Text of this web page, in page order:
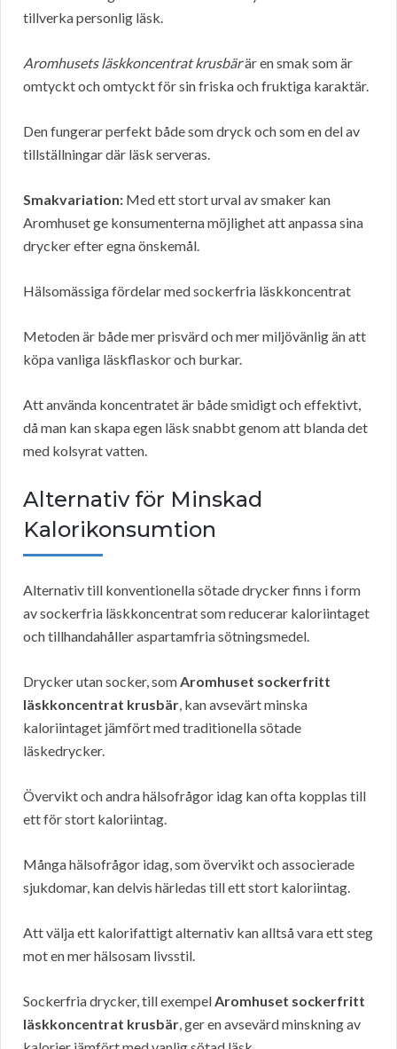
tillverka personlig läsk.
Aromhusets läskkoncentrat krusbärär en smak som är
omtyckt och omtyckt för sin friska och fruktiga karaktär.
Den fungerar perfekt både som dryck och som en del av
tillställningar där läsk serveras.
Smakvariation: Med ett stort urval av smaker kan
Aromhuset ge konsumenterna möjlighet att anpassa sina
drycker efter egna önskemål.
Hälsomässiga fördelar med sockerfria läskkoncentrat
Metoden är både mer prisvärd och mer miljövänlig än att
köpa vanliga läskflaskor och burkar.
Att använda koncentratet är både smidigt och effektivt,
då man kan skapa egen läsk snabbt genom att blanda det
med kolsyrat vatten.
Alternativ för Minskad
Kalorikonsumtion
Alternativ till konventionella sötade drycker finns i form
av sockerfria läskkoncentrat som reducerar kaloriintaget
och tillhandahåller aspartamfria sötningsmedel.
Drycker utan socker, somAromhuset sockerfritt
läskkoncentrat krusbär, kan avsevärt minska
kaloriintaget jämfört med traditionella sötade
läskedrycker.
Övervikt och andra hälsofrågor idag kan ofta kopplas till
ett för stort kaloriintag.
Många hälsofrågor idag, som övervikt och associerade
sjukdomar, kan delvis härledas till ett stort kaloriintag.
Att välja ett kalorifattigt alternativ kan alltså vara ett steg
mot en mer hälsosam livsstil.
Sockerfria drycker, till exempelAromhuset sockerfritt
läskkoncentrat krusbär, ger en avsevärd minskning av